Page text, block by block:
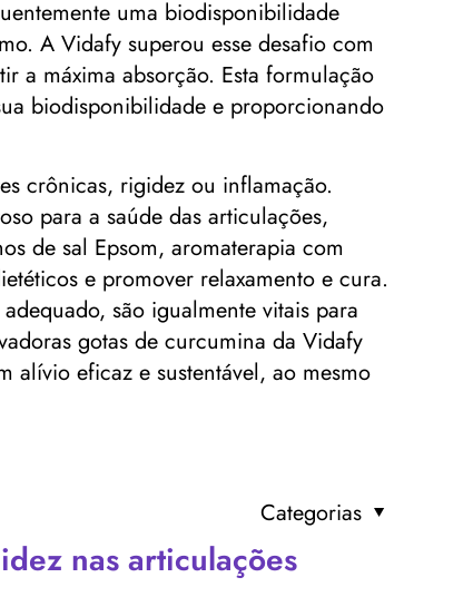
uma biodisponibilidade
A Vidafy superou esse desafio com
a máxima absorção. Esta formulação
biodisponibilidade e proporcionando
crônicas, rigidez ou inflamação.
para a saúde das articulações,
de sal Epsom, aromaterapia com
e promover relaxamento e cura.
são igualmente vitais para
gotas de curcumina da Vidafy
eficaz e sustentável, ao mesmo
Categorias
nas articulações